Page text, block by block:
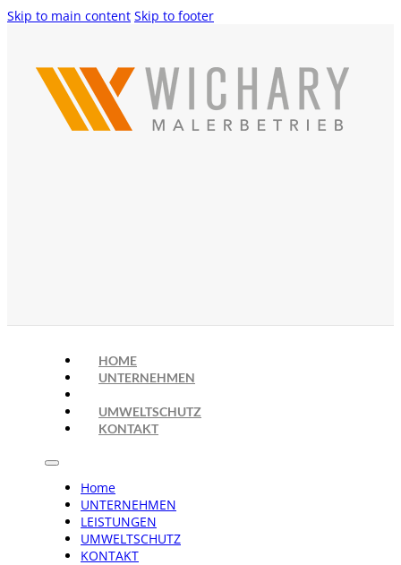
Skip to main content Skip to footer
HOME
UNTERNEHMEN
UMWELTSCHUTZ
KONTAKT
Home
UNTERNEHMEN
LEISTUNGEN
UMWELTSCHUTZ
KONTAKT